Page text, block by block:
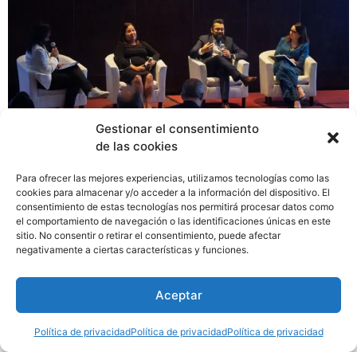
Gestionar el consentimiento
de las cookies
Para ofrecer las mejores experiencias, utilizamos tecnologías como las
cookies para almacenar y/o acceder a la información del dispositivo. El
consentimiento de estas tecnologías nos permitirá procesar datos como
el comportamiento de navegación o las identificaciones únicas en este
sitio. No consentir o retirar el consentimiento, puede afectar
negativamente a ciertas características y funciones.
Aceptar
Política de privacidadPolítica de privacidadPolítica de privacidad
La Cámara de Sedes de Empresas Multinacionales
(CASEM), en alianza con el Ministerio de Comercio e
Industrias (MICI), desarrolló el foro “Liderazgo en
tiempos de incertidumbre: cómo adaptarse y
transformar en un mundo cambiante”, que reunió a
gestión organizacional en el Hotel Westin, Costa del